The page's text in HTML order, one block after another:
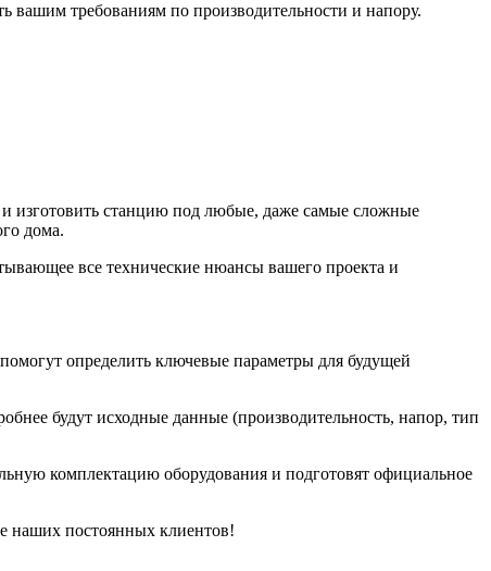
вашим требованиям по производительности и напору.
изготовить станцию под любые, даже самые сложные
дома.
все технические нюансы вашего проекта и
определить ключевые параметры для будущей
будут исходные данные (производительность, напор, тип
комплектацию оборудования и подготовят официальное
наших постоянных клиентов!